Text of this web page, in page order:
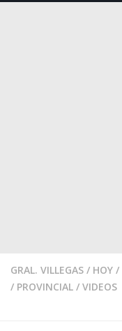
GRAL. VILLEGAS / HOY /
/ PROVINCIAL / VIDEOS